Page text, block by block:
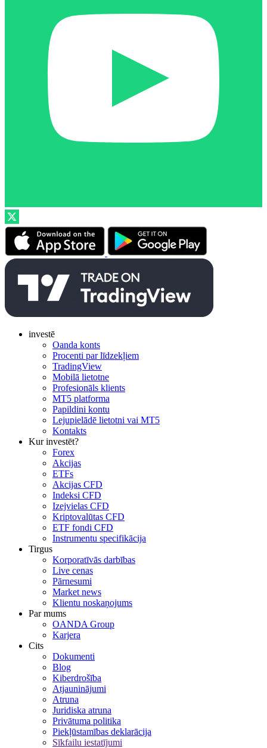
investē
Oanda konts
Procenti par līdzekļiem
TradingView
Mobilā lietotne
Profesionāls klients
MT5 platforma
Papildini kontu
Lejupielādē lietotni vai MT5
Kontakts
Kur investēt?
Forex
Akcijas
ETFs
Akcijas CFD
Indeksi CFD
Izejvielas CFD
Kriptovalūtas CFD
ETF fondi CFD
Instrumentu specifikācija
Tirgus
Korporatīvās darbības
Live cenas
Pārnesumi
Market news
Klientu noskaņojums
Par mums
OANDA Group
Karjera
Cits
Dokumenti
Blog
Kiberdrošība
Atjauninājumi
Atruna
Juridiska atruna
Privātuma politika
Piekļūstamības deklarācija
Sīkfailu iestatījumi